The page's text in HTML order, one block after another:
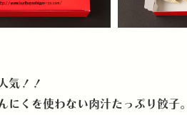
気！！
くを使わない肉汁たっぷり餃子。